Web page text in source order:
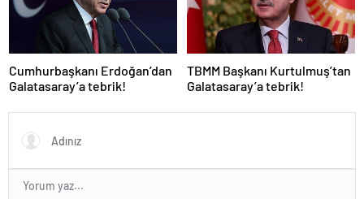
Cumhurbaşkanı Erdoğan’dan
Galatasaray’a tebrik!
TBMM Başkanı Kurtulmuş’tan
Galatasaray’a tebrik!